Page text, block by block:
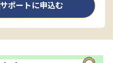
サポートに申込む